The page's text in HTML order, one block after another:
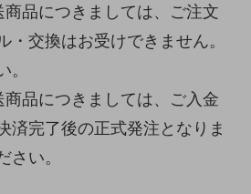
品につきましては、ご注文
・交換はお受けできません。
。
品につきましては、ご入金
済完了後の正式発注となりま
さい。